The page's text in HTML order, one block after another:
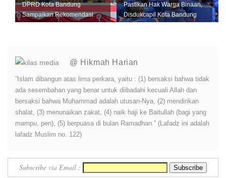
DPRD Kota Bandung
Sampaikan Rekomendasi
LKPJ 2025, Pemkot Fokus
Pastikan Hak Warga Binaan,
Disdukcapil Kota Bandung
Gelar Layanan di Lapas
@ Hikmah Harian
”Islam dibangun atas lima perkara, yaitu : (1) bersaksi bahwa tidak
ada sesembahan yang benar untuk diibadahi kecuali Allah dan
bersaksi bahwa Muhammad adalah utusan-Nya, (2) mendirikan
shalat, (3) menunaikan zakat, (4) naik haji ke Baitullah (bagi yang
mampu, pen), (5) berpuasa di bulan Ramadhan.” (Lafadz ini adalah
lafadz Muslim no. 122)
Subscribe via Email :